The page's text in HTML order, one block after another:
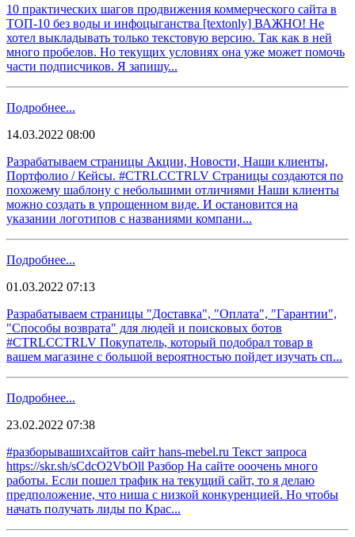
10 практических шагов продвижения коммерческого сайта в
ТОП-10 без воды и инфоцыганства [textonly] ВАЖНО! Не
хотел выкладывать только текстовую версию. Так как в ней
много пробелов. Но текущих условиях она уже может помочь
части подписчиков. Я запишу...
Подробнее...
14.03.2022 08:00
Разрабатываем страницы Акции, Новости, Наши клиенты,
Портфолио / Кейсы. #CTRLCCTRLV Страницы создаются по
похожему шаблону с небольшими отличиями Наши клиенты
можно создать в упрощенном виде. И остановится на
указании логотипов с названиями компани...
Подробнее...
01.03.2022 07:13
Разрабатываем страницы "Доставка", "Оплата", "Гарантии",
"Способы возврата" для людей и поисковых ботов
#CTRLCCTRLV Покупатель, который подобрал товар в
вашем магазине с большой вероятностью пойдет изучать сп...
Подробнее...
23.02.2022 07:38
#разборывашихсайтов сайт hans-mebel.ru Текст запроса
https://skr.sh/sCdcO2VbOll Разбор На сайте ооочень много
работы. Если пошел трафик на текущий сайт, то я делаю
предположение, что ниша с низкой конкуренцией. Но чтобы
начать получать лиды по Крас...